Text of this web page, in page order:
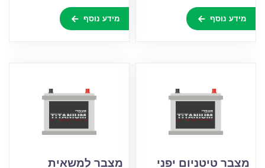
מידע נוסף מידע נוסף
מצבר טיטניום יפני
מצבר למשאית